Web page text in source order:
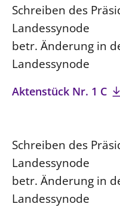
Schreiben des
Landessynode
betr. Änderung in
Landessynode
Aktenstück Nr. 1 C
Schreiben des
Landessynode
betr. Änderung in
Landessynode
SERVICE
Älterwerden im
Ephoralbüro
IT-Service
Corporate Design
Interventionsplan